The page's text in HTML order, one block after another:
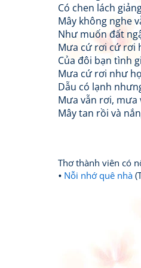
Có chen lách
Mây không nghe
Như muốn đất
Mưa cứ rơi cứ rơi
Của đôi bạn tình
Mưa cứ rơi như
Dẫu có lạnh
Mưa vẫn rơi, mưa
Mây tan rồi và
Thơ thành viên có
Nỗi nhớ quê nhà